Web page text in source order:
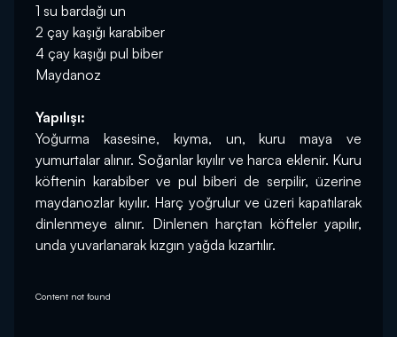
1 su bardağı un
2 çay kaşığı karabiber
4 çay kaşığı pul biber
Maydanoz
Yapılışı:
Yoğurma kasesine, kıyma, un, kuru maya ve
yumurtalar alınır. Soğanlar kıyılır ve harca eklenir. Kuru
köftenin karabiber ve pul biberi de serpilir, üzerine
maydanozlar kıyılır. Harç yoğrulur ve üzeri kapatılarak
dinlenmeye alınır. Dinlenen harçtan köfteler yapılır,
unda yuvarlanarak kızgın yağda kızartılır.
Content not found